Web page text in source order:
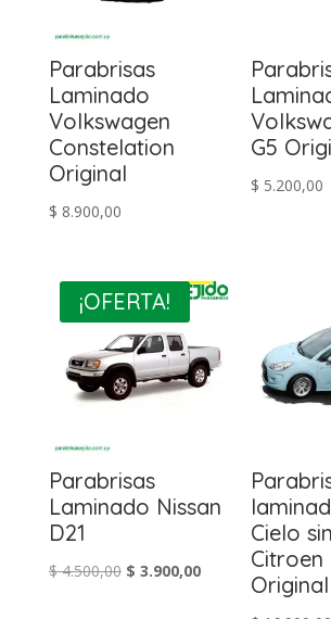
Parabrisas
Laminado
Volkswagen
Constelation
Original
$ 8.900,00
G5
$ 5.200,00
¡OFERTA!
Parabrisas
Laminado Nissan
D21
$4.500,00 El
$ 3.900,00El
Cielo
Citroen
Original